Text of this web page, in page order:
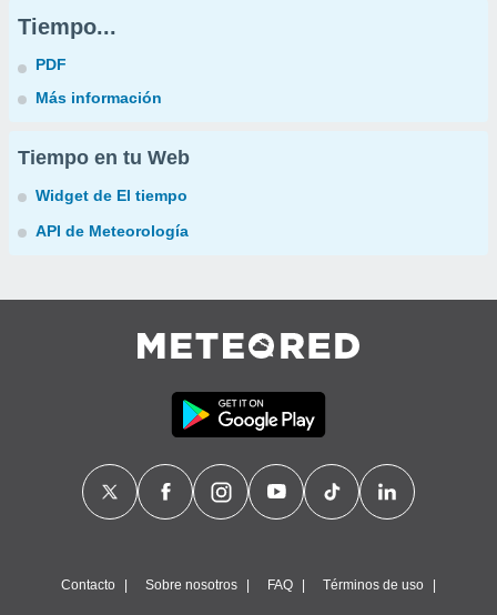
Tiempo...
PDF
Más información
Tiempo en tu Web
Widget de El tiempo
API de Meteorología
Contacto Sobre nosotros FAQ Términos de uso